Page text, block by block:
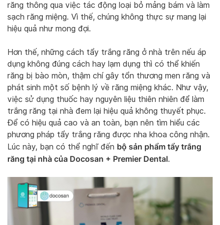
răng thông qua việc tác động loại bỏ mảng bám và làm
sạch răng miệng. Vì thế, chúng không thực sự mang lại
hiệu quả như mong đợi.
Hơn thế, những cách tẩy trắng răng ở nhà trên nếu áp
dụng không đúng cách hay lạm dụng thì có thể khiến
răng bị bào mòn, thậm chí gây tổn thương men răng và
phát sinh một số bệnh lý về răng miệng khác. Như vậy,
việc sử dụng thuốc hay nguyên liệu thiên nhiên để làm
trắng răng tại nhà đem lại hiệu quả không thuyết phục.
Để có hiệu quả cao và an toàn, bạn nên tìm hiểu các
phương pháp tẩy trắng răng được nha khoa công nhận.
Lúc này, bạn có thể nghĩ đến bộ sản phẩm tẩy trắng
răng tại nhà của Docosan + Premier Dental.